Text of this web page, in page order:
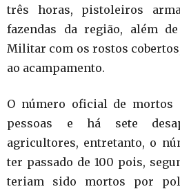
três horas, pistoleiros
fazendas da região, além
Militar com os rostos
ao acampamento.
O número oficial de mortos
pessoas e há sete
agricultores, entretanto, o
ter passado de 100 pois,
teriam sido mortos por